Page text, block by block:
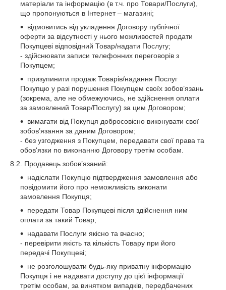
матеріали та інформацію (в т.ч. про Товари/Послуги),
що пропонуються в Інтернет – магазині;
відмовитись від укладення Договору публічної
оферти за відсутності у нього можливостей продати
Покупцеві відповідний Товар/надати Послугу;
- здійснювати записи телефонних переговорів з
Покупцем;
призупинити продаж Товарів/надання Послуг
Покупцю у разі порушення Покупцем своїх зобов’язань
(зокрема, але не обмежуючись, не здійснення оплати
за замовлений Товар/Послугу) за цим Договором;
вимагати від Покупця добросовісно виконувати свої
зобов’язання за даним Договором;
- без узгодження з Покупцем, передавати свої права та
обов'язки по виконанню Договору третім особам.
8.2. Продавець зобов’язаний:
надіслати Покупцю підтвердження замовлення або
повідомити його про неможливість виконати
замовлення Покупця;
передати Товар Покупцеві після здійснення ним
оплати за такий Товар;
надавати Послуги якісно та вчасно;
- перевірити якість та кількість Товару при його
передачі Покупцеві;
не розголошувати будь-яку приватну інформацію
Покупця і не надавати доступу до цієї інформації
третім особам, за винятком випадків, передбачених